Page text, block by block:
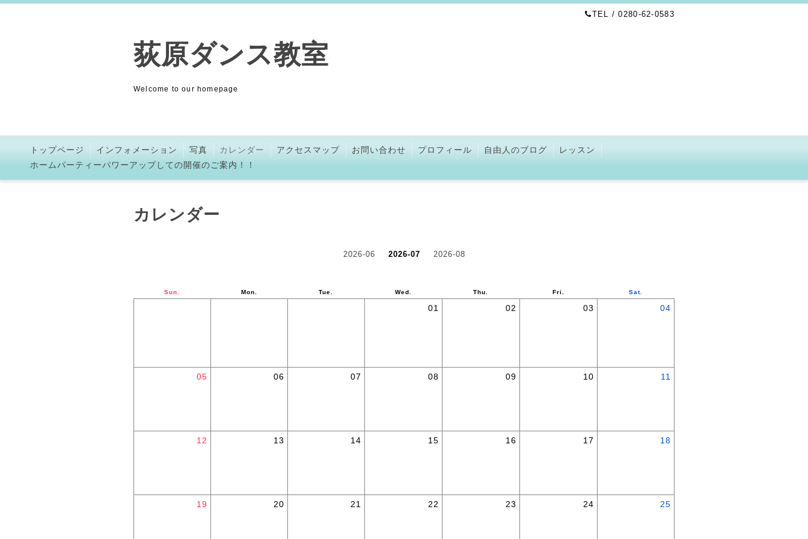
TEL / 0280-62-0583
荻原ダンス教室
Welcome to our homepage
トップページ インフォメーション 写真 カレンダー アクセスマップ お問い合わせ プロフィール 自由人のブログ
レッスン
ホームパーティーパワーアップしての開催のご案内！！
カレンダー
2026-06 2026-07 2026-08
Sun. Mon. Tue. Wed. Thu. Fri. Sat.
01 02 03 04
05 06 07 08 09 10 11
12 13 14 15 16 17 18
19 20 21 22 23 24 25